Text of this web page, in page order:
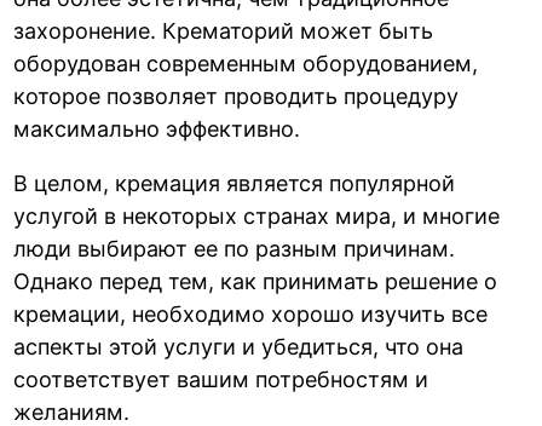
захоронение. Крематорий может быть
оборудован современным оборудованием,
которое позволяет проводить процедуру
максимально эффективно.
В целом, кремация является популярной
услугой в некоторых странах мира, и многие
люди выбирают ее по разным причинам.
Однако перед тем, как принимать решение о
кремации, необходимо хорошо изучить все
аспекты этой услуги и убедиться, что она
соответствует вашим потребностям и
желаниям.